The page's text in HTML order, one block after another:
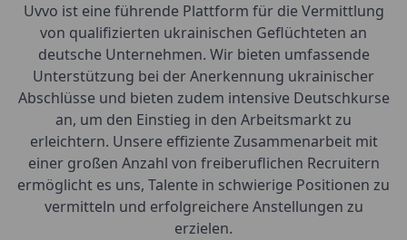
Uvvo ist eine führende Plattform für die Vermittlung
von qualifizierten ukrainischen Geflüchteten an
deutsche Unternehmen. Wir bieten umfassende
Unterstützung bei der Anerkennung ukrainischer
Abschlüsse und bieten zudem intensive Deutschkurse
an, um den Einstieg in den Arbeitsmarkt zu
erleichtern. Unsere effiziente Zusammenarbeit mit
einer großen Anzahl von freiberuflichen Recruitern
ermöglicht es uns, Talente in schwierige Positionen zu
vermitteln und erfolgreichere Anstellungen zu
erzielen.